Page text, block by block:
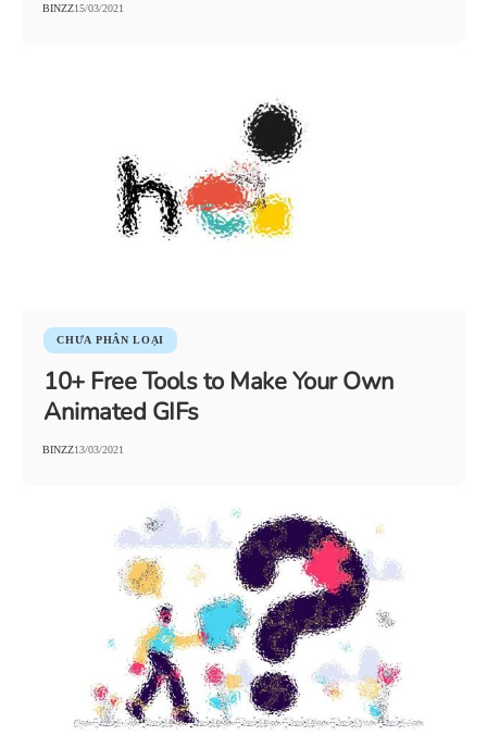
BINZZ15/03/2021
CHƯA PHÂN LOẠI
10+ Free Tools to Make Your Own
Animated GIFs
BINZZ13/03/2021